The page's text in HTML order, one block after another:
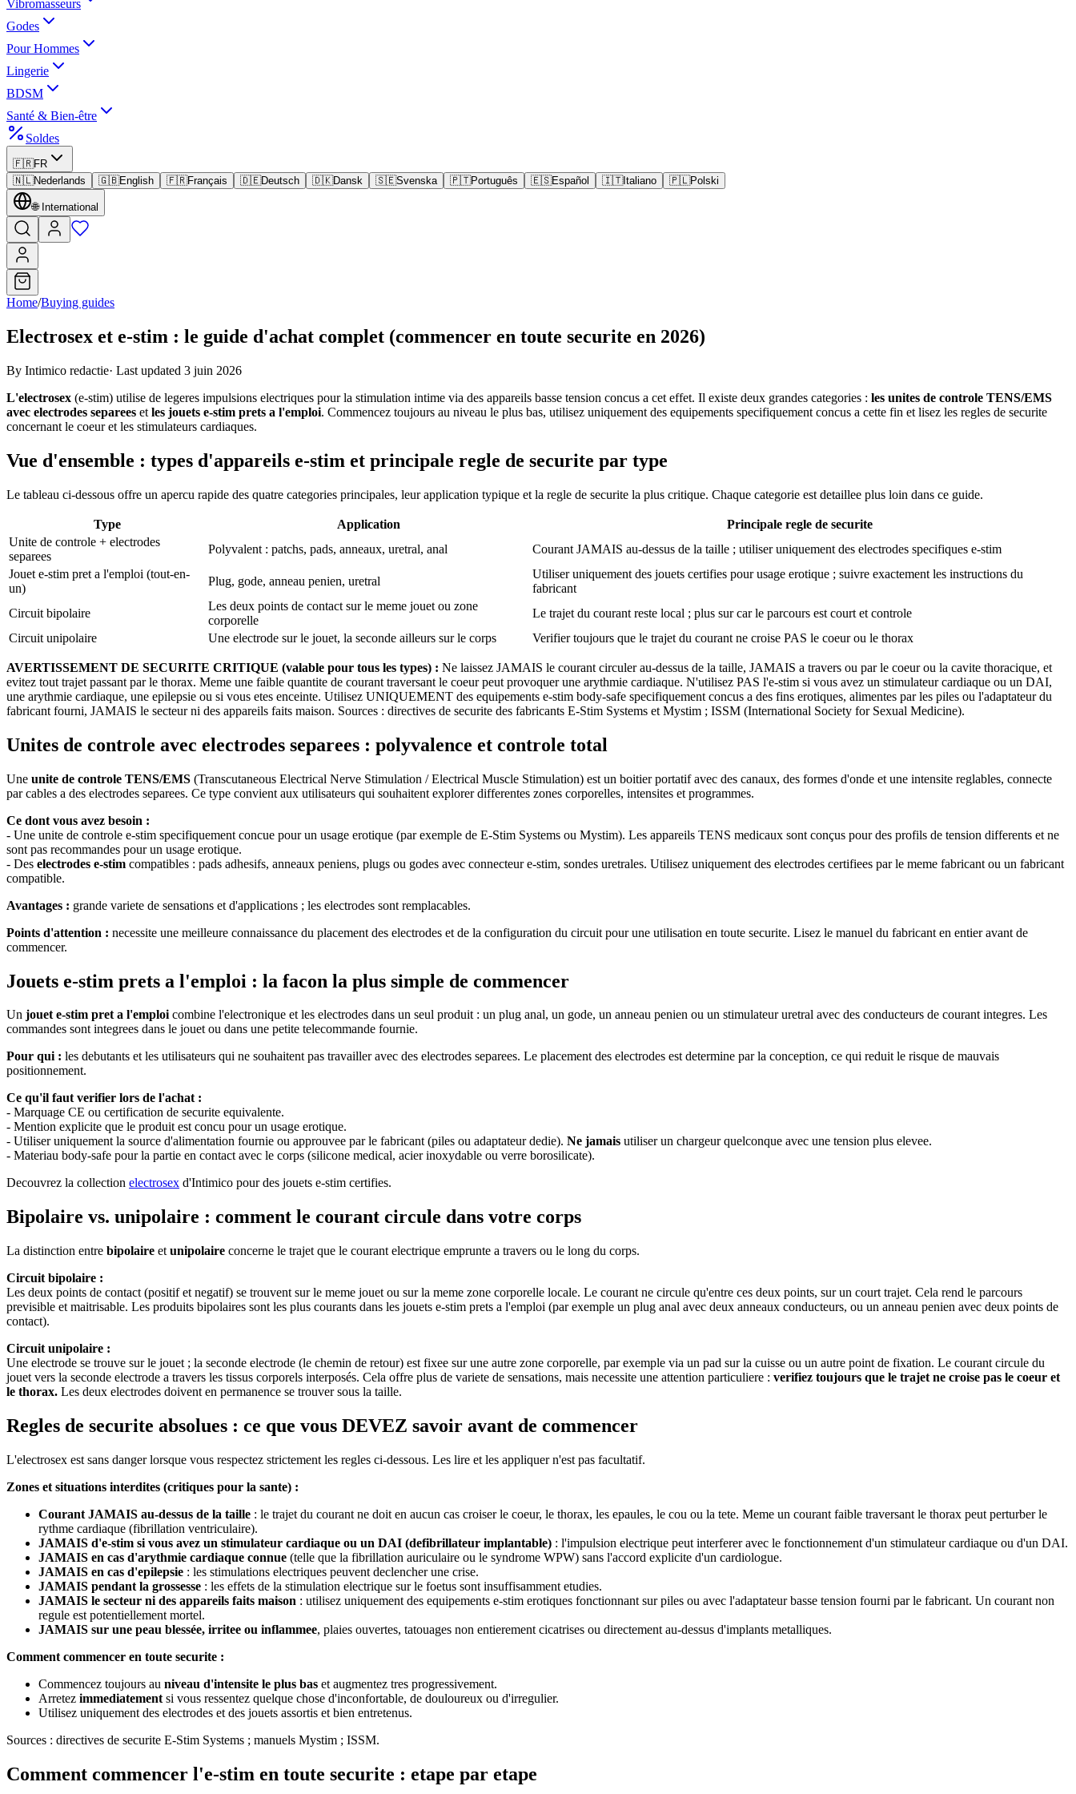
Vibromasseurs
Godes
Pour Hommes
Lingerie
BDSM
Santé & Bien-être
Soldes
🇫🇷FR
🇳🇱Nederlands 🇬🇧English 🇫🇷Français 🇩🇪Deutsch 🇩🇰Dansk 🇸🇪Svenska 🇵🇹Português 🇪🇸Español 🇮🇹Italiano 🇵🇱Polski
🌐 International
Home/Buying guides
Electrosex et e-stim : le guide d'achat complet (commencer en toute securite en 2026)
By Intimico redactie· Last updated 3 juin 2026
L'electrosex (e-stim) utilise de legeres impulsions electriques pour la stimulation intime via des appareils basse tension concus a cet effet. Il existe deux grandes categories : les unites de controle TENS/EMS
avec electrodes separees et les jouets e-stim prets a l'emploi. Commencez toujours au niveau le plus bas, utilisez uniquement des equipements specifiquement concus a cette fin et lisez les regles de securite
concernant le coeur et les stimulateurs cardiaques.
Vue d'ensemble : types d'appareils e-stim et principale regle de securite par type
Le tableau ci-dessous offre un apercu rapide des quatre categories principales, leur application typique et la regle de securite la plus critique. Chaque categorie est detaillee plus loin dans ce guide.
Type Application
Principale regle de securite
Unite de controle + electrodes
separees
Polyvalent : patchs, pads, anneaux, uretral, anal
Courant JAMAIS au-dessus de la taille ; utiliser uniquement des electrodes specifiques e-stim
Jouet e-stim pret a l'emploi (tout-en-
un)
Plug, gode, anneau penien, uretral
Utiliser uniquement des jouets certifies pour usage erotique ; suivre exactement les instructions du
fabricant
Circuit bipolaire
Les deux points de contact sur le meme jouet ou zone
corporelle
Le trajet du courant reste local ; plus sur car le parcours est court et controle
Circuit unipolaire
Une electrode sur le jouet, la seconde ailleurs sur le corps Verifier toujours que le trajet du courant ne croise PAS le coeur ou le thorax
AVERTISSEMENT DE SECURITE CRITIQUE (valable pour tous les types) : Ne laissez JAMAIS le courant circuler au-dessus de la taille, JAMAIS a travers ou par le coeur ou la cavite thoracique, et
evitez tout trajet passant par le thorax. Meme une faible quantite de courant traversant le coeur peut provoquer une arythmie cardiaque. N'utilisez PAS l'e-stim si vous avez un stimulateur cardiaque ou un DAI,
une arythmie cardiaque, une epilepsie ou si vous etes enceinte. Utilisez UNIQUEMENT des equipements e-stim body-safe specifiquement concus a des fins erotiques, alimentes par les piles ou l'adaptateur du
fabricant fourni, JAMAIS le secteur ni des appareils faits maison. Sources : directives de securite des fabricants E-Stim Systems et Mystim ; ISSM (International Society for Sexual Medicine).
Unites de controle avec electrodes separees : polyvalence et controle total
Une unite de controle TENS/EMS (Transcutaneous Electrical Nerve Stimulation / Electrical Muscle Stimulation) est un boitier portatif avec des canaux, des formes d'onde et une intensite reglables, connecte
par cables a des electrodes separees. Ce type convient aux utilisateurs qui souhaitent explorer differentes zones corporelles, intensites et programmes.
Ce dont vous avez besoin :
- Une unite de controle e-stim specifiquement concue pour un usage erotique (par exemple de E-Stim Systems ou Mystim). Les appareils TENS medicaux sont conçus pour des profils de tension differents et ne
sont pas recommandes pour un usage erotique.
- Des electrodes e-stim compatibles : pads adhesifs, anneaux peniens, plugs ou godes avec connecteur e-stim, sondes uretrales. Utilisez uniquement des electrodes certifiees par le meme fabricant ou un fabricant
compatible.
Avantages : grande variete de sensations et d'applications ; les electrodes sont remplacables.
Points d'attention : necessite une meilleure connaissance du placement des electrodes et de la configuration du circuit pour une utilisation en toute securite. Lisez le manuel du fabricant en entier avant de
commencer.
Jouets e-stim prets a l'emploi : la facon la plus simple de commencer
Un jouet e-stim pret a l'emploicombine l'electronique et les electrodes dans un seul produit : un plug anal, un gode, un anneau penien ou un stimulateur uretral avec des conducteurs de courant integres. Les
commandes sont integrees dans le jouet ou dans une petite telecommande fournie.
Pour qui : les debutants et les utilisateurs qui ne souhaitent pas travailler avec des electrodes separees. Le placement des electrodes est determine par la conception, ce qui reduit le risque de mauvais
positionnement.
Ce qu'il faut verifier lors de l'achat :
- Marquage CE ou certification de securite equivalente.
- Mention explicite que le produit est concu pour un usage erotique.
- Utiliser uniquement la source d'alimentation fournie ou approuvee par le fabricant (piles ou adaptateur dedie). Ne jamais utiliser un chargeur quelconque avec une tension plus elevee.
- Materiau body-safe pour la partie en contact avec le corps (silicone medical, acier inoxydable ou verre borosilicate).
Decouvrez la collection electrosex d'Intimico pour des jouets e-stim certifies.
Bipolaire vs. unipolaire : comment le courant circule dans votre corps
La distinction entre bipolaire et unipolaire concerne le trajet que le courant electrique emprunte a travers ou le long du corps.
Circuit bipolaire :
Les deux points de contact (positif et negatif) se trouvent sur le meme jouet ou sur la meme zone corporelle locale. Le courant ne circule qu'entre ces deux points, sur un court trajet. Cela rend le parcours
previsible et maitrisable. Les produits bipolaires sont les plus courants dans les jouets e-stim prets a l'emploi (par exemple un plug anal avec deux anneaux conducteurs, ou un anneau penien avec deux points de
contact).
Circuit unipolaire :
Une electrode se trouve sur le jouet ; la seconde electrode (le chemin de retour) est fixee sur une autre zone corporelle, par exemple via un pad sur la cuisse ou un autre point de fixation. Le courant circule du
jouet vers la seconde electrode a travers les tissus corporels interposés. Cela offre plus de variete de sensations, mais necessite une attention particuliere : verifiez toujours que le trajet ne croise pas le coeur et
le thorax. Les deux electrodes doivent en permanence se trouver sous la taille.
Regles de securite absolues : ce que vous DEVEZ savoir avant de commencer
L'electrosex est sans danger lorsque vous respectez strictement les regles ci-dessous. Les lire et les appliquer n'est pas facultatif.
Zones et situations interdites (critiques pour la sante) :
Courant JAMAIS au-dessus de la taille : le trajet du courant ne doit en aucun cas croiser le coeur, le thorax, les epaules, le cou ou la tete. Meme un courant faible traversant le thorax peut perturber le
rythme cardiaque (fibrillation ventriculaire).
JAMAIS d'e-stim si vous avez un stimulateur cardiaque ou un DAI (defibrillateur implantable) : l'impulsion electrique peut interferer avec le fonctionnement d'un stimulateur cardiaque ou d'un DAI.
JAMAIS en cas d'arythmie cardiaque connue (telle que la fibrillation auriculaire ou le syndrome WPW) sans l'accord explicite d'un cardiologue.
JAMAIS en cas d'epilepsie : les stimulations electriques peuvent declencher une crise.
JAMAIS pendant la grossesse : les effets de la stimulation electrique sur le foetus sont insuffisamment etudies.
JAMAIS le secteur ni des appareils faits maison : utilisez uniquement des equipements e-stim erotiques fonctionnant sur piles ou avec l'adaptateur basse tension fourni par le fabricant. Un courant non
regule est potentiellement mortel.
JAMAIS sur une peau blessée, irritee ou inflammee, plaies ouvertes, tatouages non entierement cicatrises ou directement au-dessus d'implants metalliques.
Comment commencer en toute securite :
Commencez toujours au niveau d'intensite le plus bas et augmentez tres progressivement.
Arretez immediatement si vous ressentez quelque chose d'inconfortable, de douloureux ou d'irregulier.
Utilisez uniquement des electrodes et des jouets assortis et bien entretenus.
Sources : directives de securite E-Stim Systems ; manuels Mystim ; ISSM.
Comment commencer l'e-stim en toute securite : etape par etape